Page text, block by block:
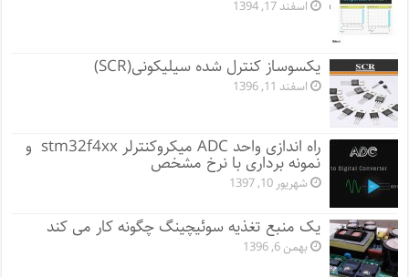
اسفند 17, 1394
یکسوساز کنترل شده سیلیکونی(SCR)
اسفند 11, 1396
راه اندازی واحد ADC میکروکنترلر stm32f4xx و
نمونه برداری با نرخ مشخص
شهریور 10, 1397
یک منبع تغذیه سوئیچینگ چگونه کار می کند
بهمن 6, 1396